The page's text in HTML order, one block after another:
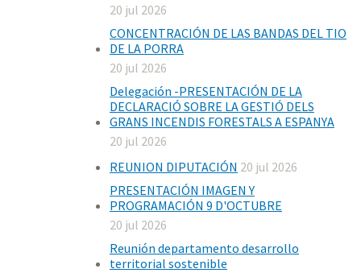
20 jul 2026
CONCENTRACIÓN DE LAS BANDAS DEL TIO
DE LA PORRA
20 jul 2026
Delegación -PRESENTACIÓN DE LA
DECLARACIÓ SOBRE LA GESTIÓ DELS
GRANS INCENDIS FORESTALS A ESPANYA
20 jul 2026
REUNION DIPUTACIÓN 20 jul 2026
PRESENTACIÓN IMAGEN Y
PROGRAMACIÓN 9 D'OCTUBRE
20 jul 2026
Reunión departamento desarrollo
territorial sostenible